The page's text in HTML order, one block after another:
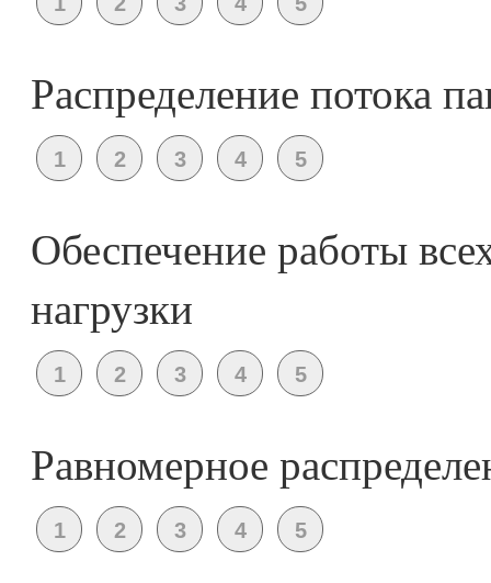
Распределение потока
Обеспечение работы
нагрузки
Равномерное